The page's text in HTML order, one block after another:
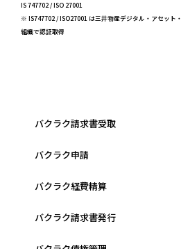
IS 747702 / ISO 27001
※ IS747702 / ISO27001 は三井物産デジタル・アセット
組織で認証取得
バクラク請求書受取
バクラク申請
バクラク経費精算
バクラク請求書発行